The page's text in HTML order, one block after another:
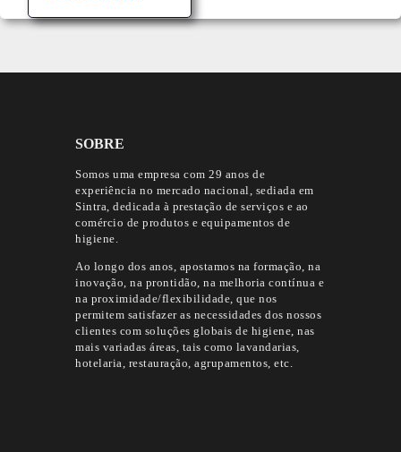
SOBRE
Somos uma empresa com 29 anos de
experiência no mercado nacional, sediada em
Sintra, dedicada à prestação de serviços e ao
comércio de produtos e equipamentos de
higiene.
Ao longo dos anos, apostamos na formação, na
inovação, na prontidão, na melhoria contínua e
na proximidade/flexibilidade, que nos
permitem satisfazer as necessidades dos nossos
clientes com soluções globais de higiene, nas
mais variadas áreas, tais como lavandarias,
hotelaria, restauração, agrupamentos, etc.